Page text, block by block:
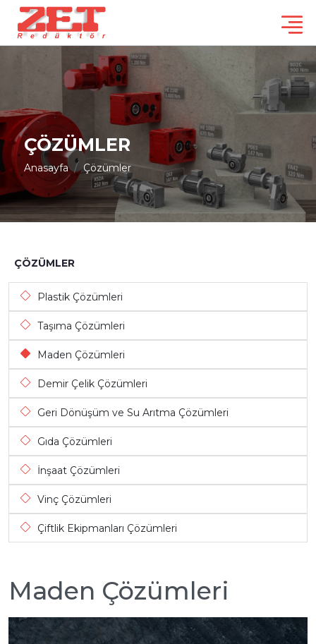
ÇÖZÜMLER
Anasayfa Çözümler
ÇÖZÜMLER
Plastik Çözümleri
Taşıma Çözümleri
Maden Çözümleri
Demir Çelik Çözümleri
Geri Dönüşüm ve Su Arıtma Çözümleri
Gıda Çözümleri
İnşaat Çözümleri
Vinç Çözümleri
Çiftlik Ekipmanları Çözümleri
Maden Çözümleri